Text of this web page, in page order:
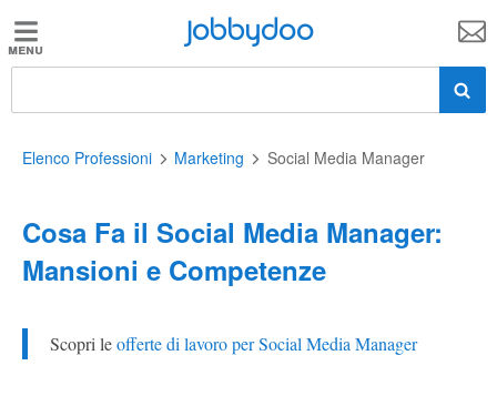
Jobbydoo
lavoro
Stipendi
professioni
Jobbydoo
Elenco Professioni Marketing Social Media Manager
Cosa Fa il Social Media Manager:
Mansioni e Competenze
Scopri leofferte di lavoro per Social Media Manager